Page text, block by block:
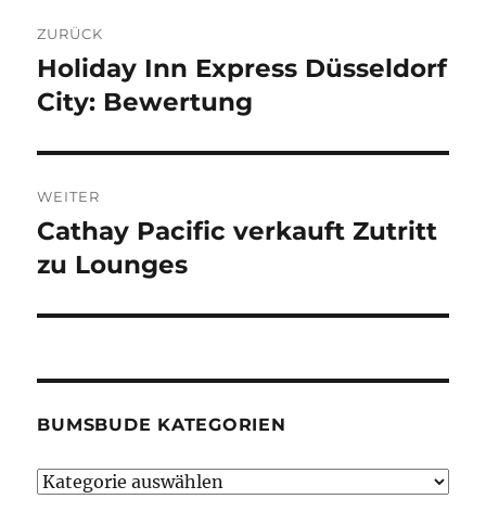
ZURÜCK
Vorheriger
Beitrag:
Holiday Inn Express Düsseldorf
City: Bewertung
WEITER
Nächster
Beitrag:
Cathay Pacific verkauft Zutritt
zu Lounges
BUMSBUDE KATEGORIEN
Bumsbude